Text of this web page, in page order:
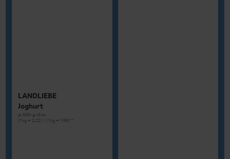
LANDLIEBE
Joghurt
je 500-g-Glas
(1 kg = 2.22) / (1 kg = 1.98)**